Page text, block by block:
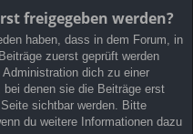
freigegeben werden?
haben, dass in dem Forum, in
zuerst geprüft werden
dich zu einer
denen sie die Beiträge erst
sichtbar werden. Bitte
du weitere Informationen dazu